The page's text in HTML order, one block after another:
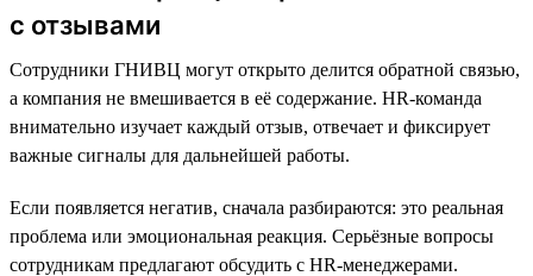
с отзывами
Сотрудники ГНИВЦ могут открыто делится обратной связью,
а компания не вмешивается в её содержание. HR-команда
внимательно изучает каждый отзыв, отвечает и фиксирует
важные сигналы для дальнейшей работы.
Если появляется негатив, сначала разбираются: это реальная
проблема или эмоциональная реакция. Серьёзные вопросы
сотрудникам предлагают обсудить с HR-менеджерами.